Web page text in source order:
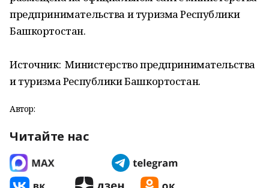
предпринимательства и туризма Республики
Башкортостан.
Источник: Министерство предпринимательства
и туризма Республики Башкортостан.
Автор:
Читайте нас